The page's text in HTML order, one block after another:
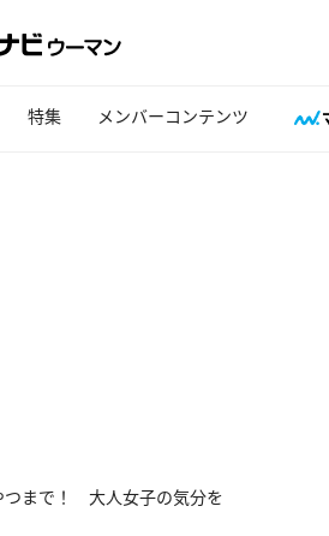
特集 メンバーコンテンツ
つまで！ 大人女子の気分を